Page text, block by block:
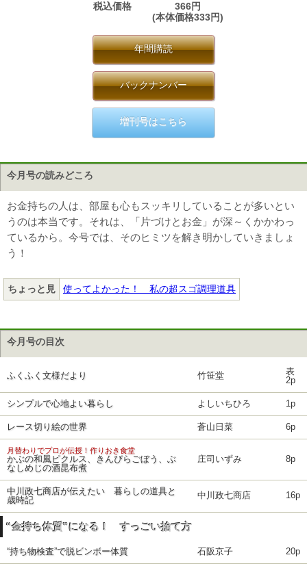
税込価格
366円
(本体価格333円)
年間購読
バックナンバー
増刊号はこちら
今月号の読みどころ
お金持ちの人は、部屋も心もスッキリしていることが多いとい
うのは本当です。それは、「片づけとお金」が深～くかかわっ
ているから。今号では、そのヒミツを解き明かしていきましょ
う！
ちょっと見 使ってよかった！ 私の超スゴ調理道具
今月号の目次
ふくふく文様だより 竹笹堂
表
2p
シンプルで心地よい暮らし よしいちひろ 1p
レース切り絵の世界 蒼山日菜 6p
月替わりでプロが伝授！作りおき食堂
かぶの和風ピクルス、きんぴらごぼう、ぶ
なしめじの酒昆布煮
庄司いずみ 8p
中川政七商店が伝えたい 暮らしの道具と
歳時記
中川政七商店 16p
“金持ち体質”になる！ すっごい捨て方
“持ち物検査”で脱ビンボー体質 石阪京子 20p